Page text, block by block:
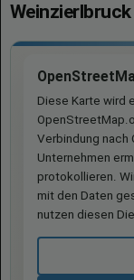
Diese Karte wird
Verbindung nach
Unternehmen
protokollieren.
mit den Daten
nutzen diesen